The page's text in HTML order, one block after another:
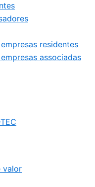
residentes
associadas
valor